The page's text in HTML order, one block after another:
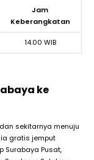
Jam
Keberangkatan
14.00 WIB
ke
sekitarnya menuju
gratis jemput
Surabaya Pusat,